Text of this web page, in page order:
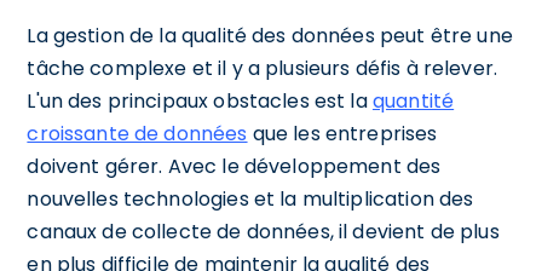
La gestion de la qualité des données peut être une
tâche complexe et il y a plusieurs défis à relever.
L'un des principaux obstacles est laquantité
croissante de données que les entreprises
doivent gérer. Avec le développement des
nouvelles technologies et la multiplication des
canaux de collecte de données, il devient de plus
en plus difficile de maintenir la qualité des